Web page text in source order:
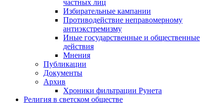
частных лиц
Избирательные кампании
Противодействие неправомерному
антиэкстремизму
Иные государственные и общественные
действия
Мнения
Публикации
Документы
Архив
Хроники фильтрации Рунета
Религия в светском обществе